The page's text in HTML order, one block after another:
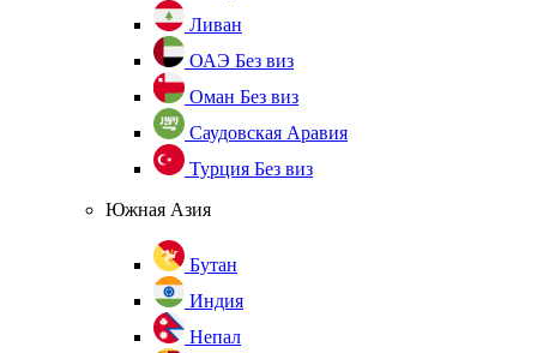
Ливан
ОАЭ Без виз
Оман Без виз
Саудовская Аравия
Турция Без виз
Южная Азия
Бутан
Индия
Непал